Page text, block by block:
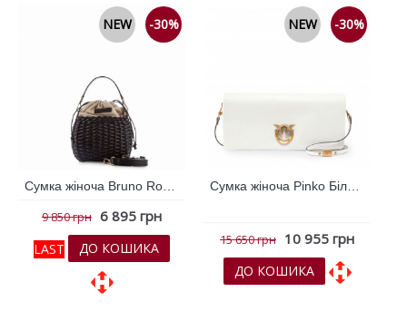
-30%
NEW
9 850 грн 6 895 грн
LAST ДО КОШИКА
-30%
NEW
15 650 грн 10 955 грн
ДО КОШИКА